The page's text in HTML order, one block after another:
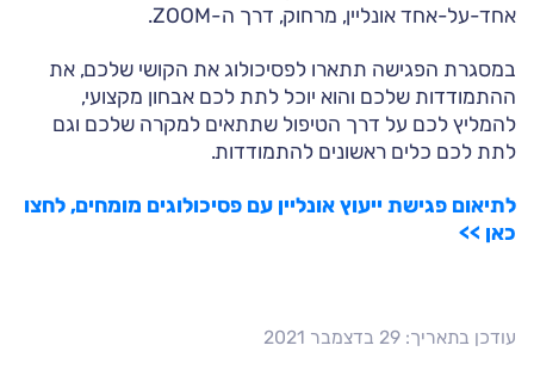
אחד-על-אחד אונליין, מרחוק, דרך ה-ZOOM.
במסגרת הפגישה תתארו לפסיכולוג את הקושי שלכם, את
ההתמודדות שלכם והוא יוכל לתת לכם אבחון מקצועי,
להמליץ לכם על דרך הטיפול שתתאים למקרה שלכם וגם
לתת לכם כלים ראשונים להתמודדות.
לתיאום פגישת ייעוץ אונליין עם פסיכולוגים מומחים, לחצו
כאן >>
עודכן בתאריך: 29 בדצמבר 2021